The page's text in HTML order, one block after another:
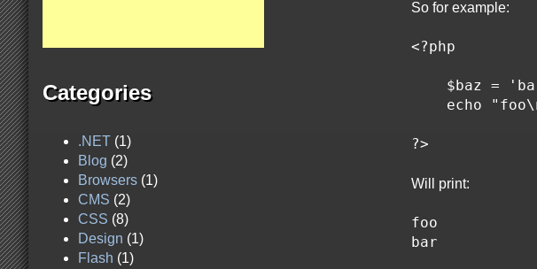
So for example:
<?php
Will print:
foo
Categories
.NET (1)
Blog (2)
Browsers (1)
CMS (2)
CSS (8)
Design (1)
Flash (1)